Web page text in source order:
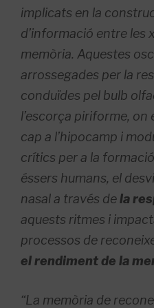
implicats en la
d’informació entre les
memòria. Aquestes
arrossegades per la
conduïdes pel bulb
l’escorça piriforme, on
cap a l’hipocamp i
crítics per a la
éssers humans, el
nasal a través dela
aquests ritmes i
processos de
el rendiment de la
“La memòria de